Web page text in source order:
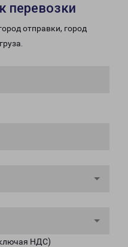
перевозки
отправки, город
НДС)